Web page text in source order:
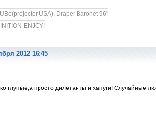
USA), Draper Baronet 96"
ENJOY!
2012 16:45
глупые,а просто дилетанты и хапуги! Случайные